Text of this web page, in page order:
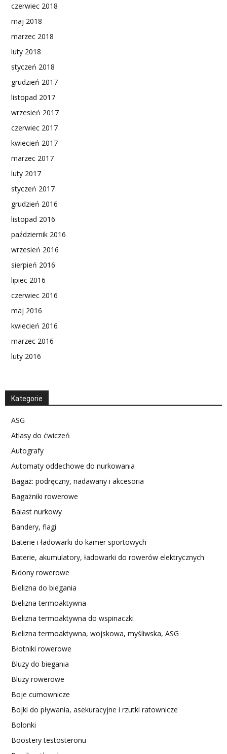
czerwiec 2018
maj 2018
marzec 2018
luty 2018
styczeń 2018
grudzień 2017
listopad 2017
wrzesień 2017
czerwiec 2017
kwiecień 2017
marzec 2017
luty 2017
styczeń 2017
grudzień 2016
listopad 2016
październik 2016
wrzesień 2016
sierpień 2016
lipiec 2016
czerwiec 2016
maj 2016
kwiecień 2016
marzec 2016
luty 2016
Kategorie
ASG
Atlasy do ćwiczeń
Autografy
Automaty oddechowe do nurkowania
Bagaż: podręczny, nadawany i akcesoria
Bagażniki rowerowe
Balast nurkowy
Bandery, flagi
Baterie i ładowarki do kamer sportowych
Baterie, akumulatory, ładowarki do rowerów elektrycznych
Bidony rowerowe
Bielizna do biegania
Bielizna termoaktywna
Bielizna termoaktywna do wspinaczki
Bielizna termoaktywna, wojskowa, myśliwska, ASG
Błotniki rowerowe
Bluzy do biegania
Bluzy rowerowe
Boje cumownicze
Bojki do pływania, asekuracyjne i rzutki ratownicze
Bolonki
Boostery testosteronu